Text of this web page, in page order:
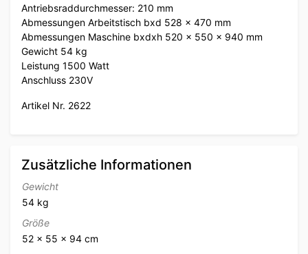
Antriebsraddurchmesser: 210 mm
Abmessungen Arbeitstisch bxd 528 x 470 mm
Abmessungen Maschine bxdxh 520 x 550 x 940 mm
Gewicht 54 kg
Leistung 1500 Watt
Anschluss 230V
Artikel Nr. 2622
Zusätzliche Informationen
Gewicht
54 kg
Größe
52 × 55 × 94 cm